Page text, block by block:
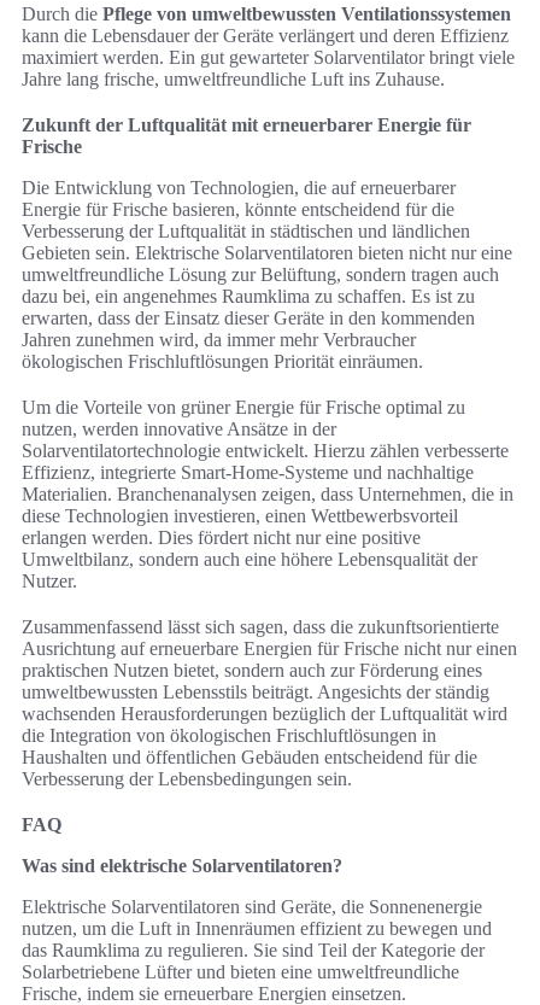
Durch die Pflege von umweltbewussten Ventilationssystemen
kann die Lebensdauer der Geräte verlängert und deren Effizienz
maximiert werden. Ein gut gewarteter Solarventilator bringt viele
Jahre lang frische, umweltfreundliche Luft ins Zuhause.
Zukunft der Luftqualität mit erneuerbarer Energie für
Frische
Die Entwicklung von Technologien, die auf erneuerbarer
Energie für Frische basieren, könnte entscheidend für die
Verbesserung der Luftqualität in städtischen und ländlichen
Gebieten sein. Elektrische Solarventilatoren bieten nicht nur eine
umweltfreundliche Lösung zur Belüftung, sondern tragen auch
dazu bei, ein angenehmes Raumklima zu schaffen. Es ist zu
erwarten, dass der Einsatz dieser Geräte in den kommenden
Jahren zunehmen wird, da immer mehr Verbraucher
ökologischen Frischluftlösungen Priorität einräumen.
Um die Vorteile von grüner Energie für Frische optimal zu
nutzen, werden innovative Ansätze in der
Solarventilatortechnologie entwickelt. Hierzu zählen verbesserte
Effizienz, integrierte Smart-Home-Systeme und nachhaltige
Materialien. Branchenanalysen zeigen, dass Unternehmen, die in
diese Technologien investieren, einen Wettbewerbsvorteil
erlangen werden. Dies fördert nicht nur eine positive
Umweltbilanz, sondern auch eine höhere Lebensqualität der
Nutzer.
Zusammenfassend lässt sich sagen, dass die zukunftsorientierte
Ausrichtung auf erneuerbare Energien für Frische nicht nur einen
praktischen Nutzen bietet, sondern auch zur Förderung eines
umweltbewussten Lebensstils beiträgt. Angesichts der ständig
wachsenden Herausforderungen bezüglich der Luftqualität wird
die Integration von ökologischen Frischluftlösungen in
Haushalten und öffentlichen Gebäuden entscheidend für die
Verbesserung der Lebensbedingungen sein.
FAQ
Was sind elektrische Solarventilatoren?
Elektrische Solarventilatoren sind Geräte, die Sonnenenergie
nutzen, um die Luft in Innenräumen effizient zu bewegen und
das Raumklima zu regulieren. Sie sind Teil der Kategorie der
Solarbetriebene Lüfter und bieten eine umweltfreundliche
Frische, indem sie erneuerbare Energien einsetzen.